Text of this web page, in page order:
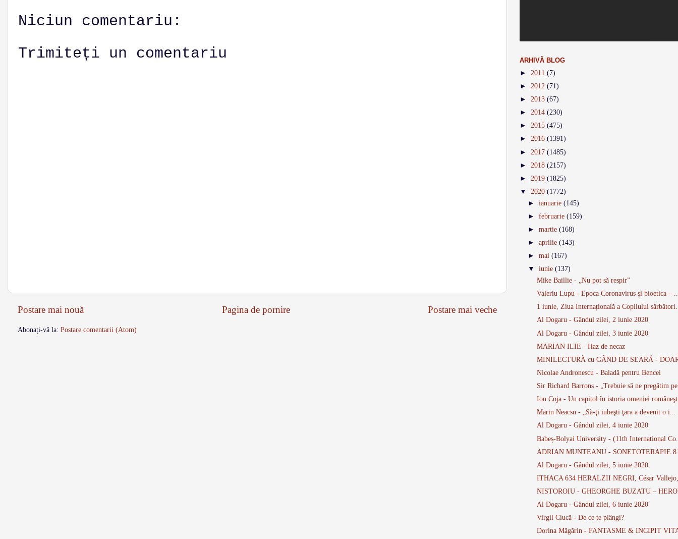
Niciun comentariu:
Trimiteți un comentariu
Postare mai nouă Postare mai veche
Pagina de pornire
Abonați-vă la: Postare comentarii (Atom)
ARHIVĂ BLOG
► 2011 (7)
► 2012 (71)
► 2013 (67)
► 2014 (230)
► 2015 (475)
► 2016 (1391)
► 2017 (1485)
► 2018 (2157)
► 2019 (1825)
▼ 2020 (1772)
►ianuarie(145)
►februarie(159)
►martie(168)
►aprilie(143)
►mai(167)
▼iunie(137)
Mike Baillie - „Nu pot să respir”
Valeriu Lupu - Epoca Coronavirus și bioetica –
1 iunie, Ziua Internațională a Copilului
Al Dogaru - Gândul zilei, 2 iunie 2020
Al Dogaru - Gândul zilei, 3 iunie 2020
MARIAN ILIE - Haz de necaz
MINILECTURĂ cu GÂND DE SEARĂ -
Nicolae Andronescu - Baladă pentru Bencei
Sir Richard Barrons - „Trebuie să ne pregătim
Ion Coja - Un capitol în istoria omeniei
Marin Neacsu - „Să-ţi iubeşti ţara a devenit o i...
Al Dogaru - Gândul zilei, 4 iunie 2020
Babeș-Bolyai University - (11th International
ADRIAN MUNTEANU - SONETOTERAPIE
Al Dogaru - Gândul zilei, 5 iunie 2020
ITHACA 634 HERALZII NEGRI, César
NISTOROIU - GHEORGHE BUZATU –
Al Dogaru - Gândul zilei, 6 iunie 2020
Virgil Ciucă - De ce te plângi?
Dorina Măgărin - FANTASME & INCIPIT